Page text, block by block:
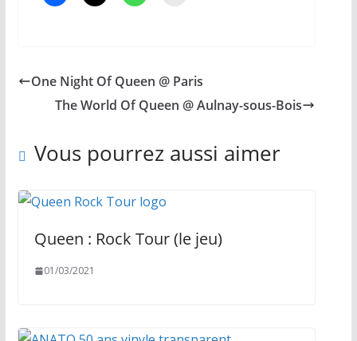
One Night Of Queen @ Paris
The World Of Queen @ Aulnay-sous-Bois
Vous pourrez aussi aimer
Queen : Rock Tour (le jeu)
01/03/2021